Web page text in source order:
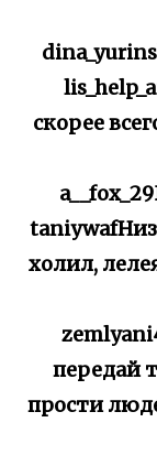
скорее
холил,
передай
прости